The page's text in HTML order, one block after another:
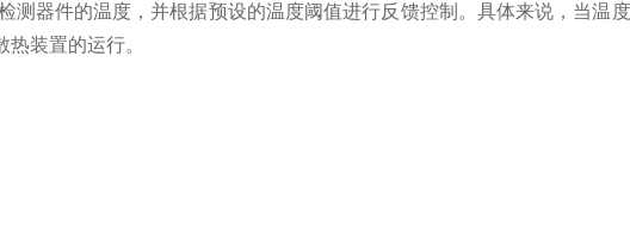
器件的温度，并根据预设的温度阈值进行反馈控制。具体来说，当温
装置的运行。